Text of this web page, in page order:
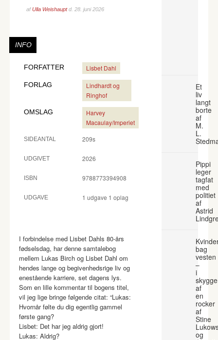
afUlla Weishauptd. 28. juni 2026
INFO
FORFATTER Lisbet Dahl
FORLAG
Lindhardt og
Ringhof
OMSLAG
Harvey
Macaulay/Imperiet
SIDEANTAL 209s
UDGIVET 2026
ISBN 9788773394908
UDGAVE 1 udgave 1 oplag
I forbindelse med Lisbet Dahls 80-års
fødselsdag, har denne samtalebog
mellem Lukas Birch og Lisbet Dahl om
hendes lange og begivenhedsrige liv og
enestående karriere, set dagens lys.
Som en lille kommentar til bogens titel,
vil jeg lige bringe følgende citat: “Lukas:
Hvornår følte du dig egentlig gammel
første gang?
Lisbet: Det har jeg aldrig gjort!
Lukas: Aldrig?
Et
liv
langt
borte
af
M.
L.
Pippi
leger
tagfat
med
politiet
af
Astrid
bag
vesten
–
i
af
en
rocker
af
Stine
og